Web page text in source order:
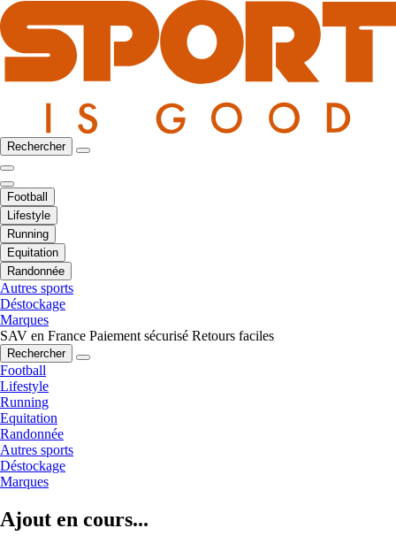
Rechercher
Football
Lifestyle
Running
Equitation
Randonnée
Autres sports
Déstockage
Marques
SAV en France Paiement sécurisé Retours faciles
Rechercher
Football
Lifestyle
Running
Equitation
Randonnée
Autres sports
Déstockage
Marques
Ajout en cours...